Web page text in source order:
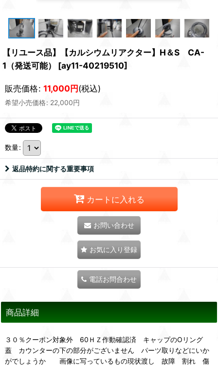
【リユース品】【カルシウムリアクター】H＆S CA-
1（発送可能）
[ay11-40219510]
販売価格: 11,000円(税込)
希望小売価格: 22,000円
数量:
返品特約に関する重要事項
カートに入れる
お問い合わせ
お気に入り登録
電話お問合わせ
商品詳細
３０％クーポン対象外 60ＨＺ作動確認済 キャップのOリング
蓋 カウンターの下の部分がございません パーツ取りなどにいか
がでしょうか 画像に写っているもの現状渡し 故障 割れ 傷